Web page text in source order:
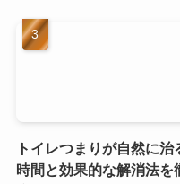
トイレつまりが自然に治
時間と効果的な解消法を